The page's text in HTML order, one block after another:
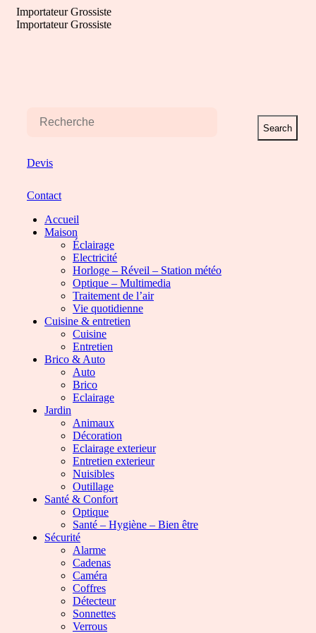
Aller
Importateur Grossiste
Importateur Grossiste
Search
Devis
Contact
Accueil
Maison
Éclairage
Electricité
Horloge – Réveil – Station météo
Optique – Multimedia
Traitement de l’air
Vie quotidienne
Cuisine & entretien
Cuisine
Entretien
Brico & Auto
Auto
Brico
Eclairage
Jardin
Animaux
Décoration
Eclairage exterieur
Entretien exterieur
Nuisibles
Outillage
Santé & Confort
Optique
Santé – Hygiène – Bien être
Sécurité
Alarme
Cadenas
Caméra
Coffres
Détecteur
Sonnettes
Verrous